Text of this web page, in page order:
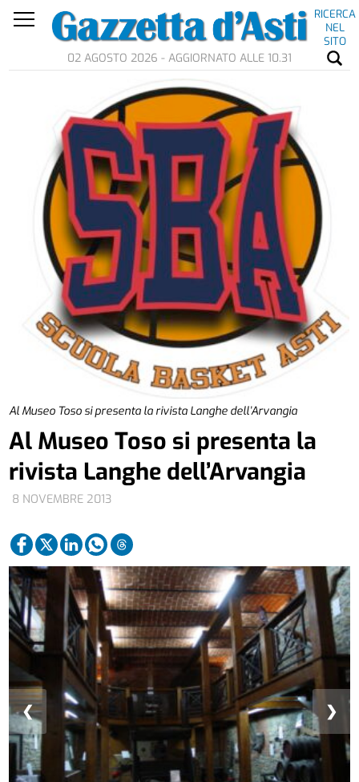
RICERCA
NEL
SITO
02 AGOSTO 2026 - AGGIORNATO ALLE 10.31
Al Museo Toso si presenta la rivista Langhe dell’Arvangia
8 NOVEMBRE 2013
Al Museo Toso si presenta la
rivista Langhe dell’Arvangia
❮ ❯